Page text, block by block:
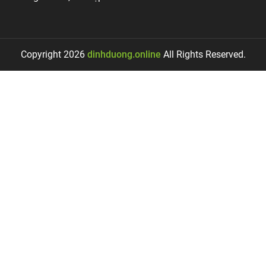
Copyright 2026 dinhduong.online All Rights Reserved.